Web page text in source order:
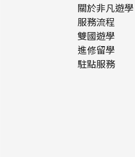
關於非凡遊學
服務流程
雙國遊學
進修留學
駐點服務